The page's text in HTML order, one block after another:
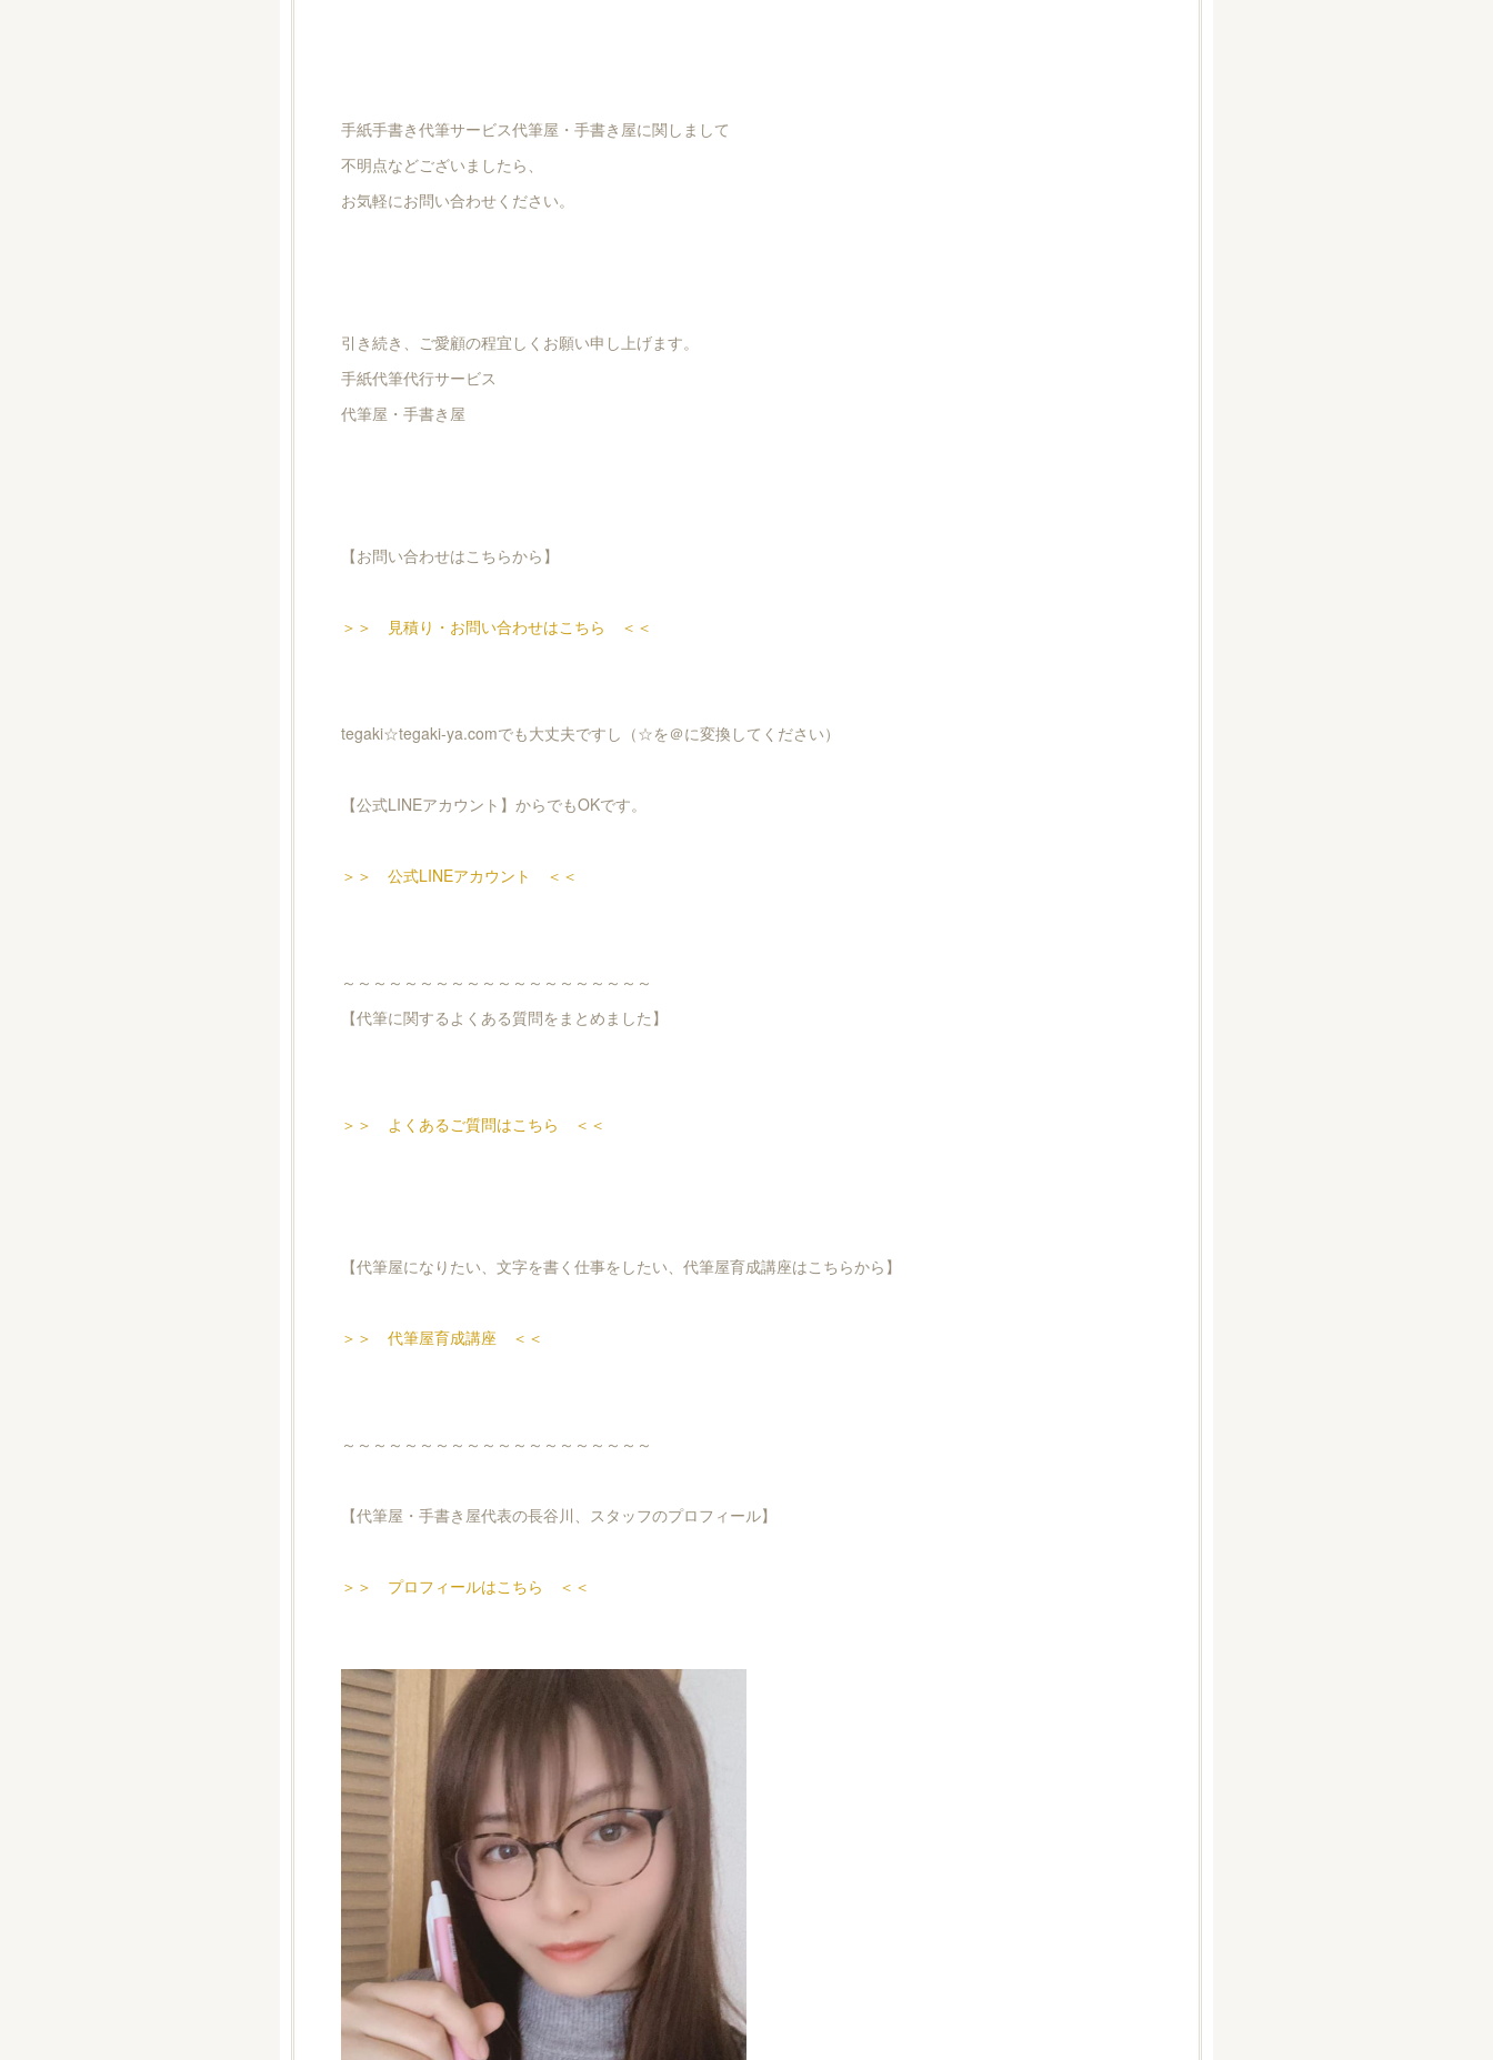
手紙手書き代筆サービス代筆屋・手書き屋に関しまして
不明点などございましたら、
お気軽にお問い合わせください。
引き続き、ご愛顧の程宜しくお願い申し上げます。
手紙代筆代行サービス
代筆屋・手書き屋
【お問い合わせはこちらから】
＞＞ 見積り・お問い合わせはこちら ＜＜
tegaki☆tegaki-ya.comでも大丈夫ですし（☆を＠に変換してください）
【公式LINEアカウント】からでもOKです。
＞＞ 公式LINEアカウント ＜＜
～～～～～～～～～～～～～～～～～～～～
【代筆に関するよくある質問をまとめました】
＞＞ よくあるご質問はこちら ＜＜
【代筆屋になりたい、文字を書く仕事をしたい、代筆屋育成講座はこちらから】
＞＞ 代筆屋育成講座 ＜＜
～～～～～～～～～～～～～～～～～～～～
【代筆屋・手書き屋代表の長谷川、スタッフのプロフィール】
＞＞ プロフィールはこちら ＜＜